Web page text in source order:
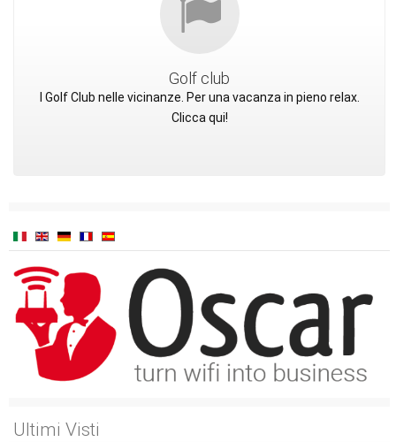
Golf club
I Golf Club nelle vicinanze. Per una vacanza in pieno relax.
Clicca qui!
Ultimi Visti